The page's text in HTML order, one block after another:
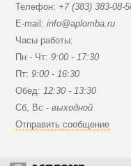
Телефон: +7 (383) 383-08-
E-mail:info@aplomba.ru
Часы работы:
Пн - Чт:9:00 - 17:30
Пт:9:00 - 16:30
Обед: 12:30 - 13:30
Сб, Вc -выходной
Отправить сообщение